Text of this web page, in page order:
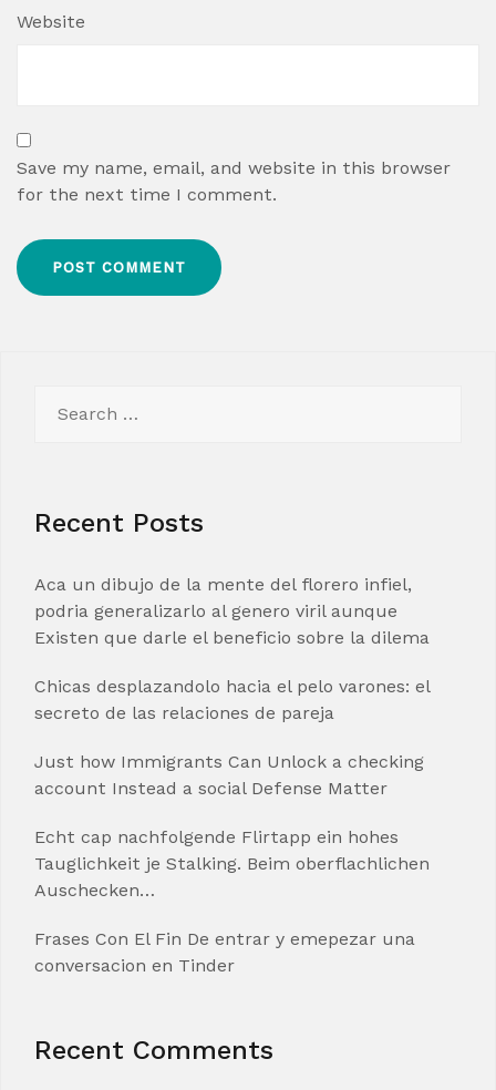
Website
Save my name, email, and website in this browser
for the next time I comment.
for:
Recent Posts
Aca un dibujo de la mente del florero infiel,
podria generalizarlo al genero viril aunque
Existen que darle el beneficio sobre la dilema
Chicas desplazandolo hacia el pelo varones: el
secreto de las relaciones de pareja
Just how Immigrants Can Unlock a checking
account Instead a social Defense Matter
Echt cap nachfolgende Flirtapp ein hohes
Tauglichkeit je Stalking. Beim oberflachlichen
Auschecken…
Frases Con El Fin De entrar y emepezar una
conversacion en Tinder
Recent Comments